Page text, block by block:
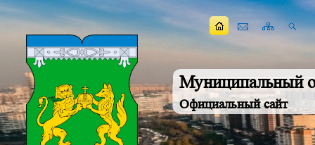
Муниципальный
Официальный сайт